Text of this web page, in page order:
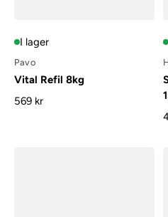
I lager
Pavo
Vital Refil 8kg
569 kr